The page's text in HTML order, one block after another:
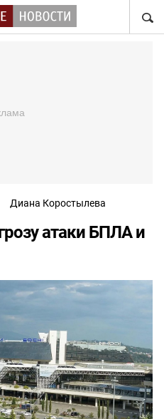
Диана Коростылева
атаки БПЛА и